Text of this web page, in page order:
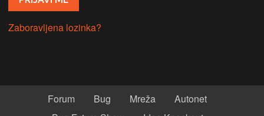
Zaboravljena lozinka?
Forum Bug Mreža
Autonet